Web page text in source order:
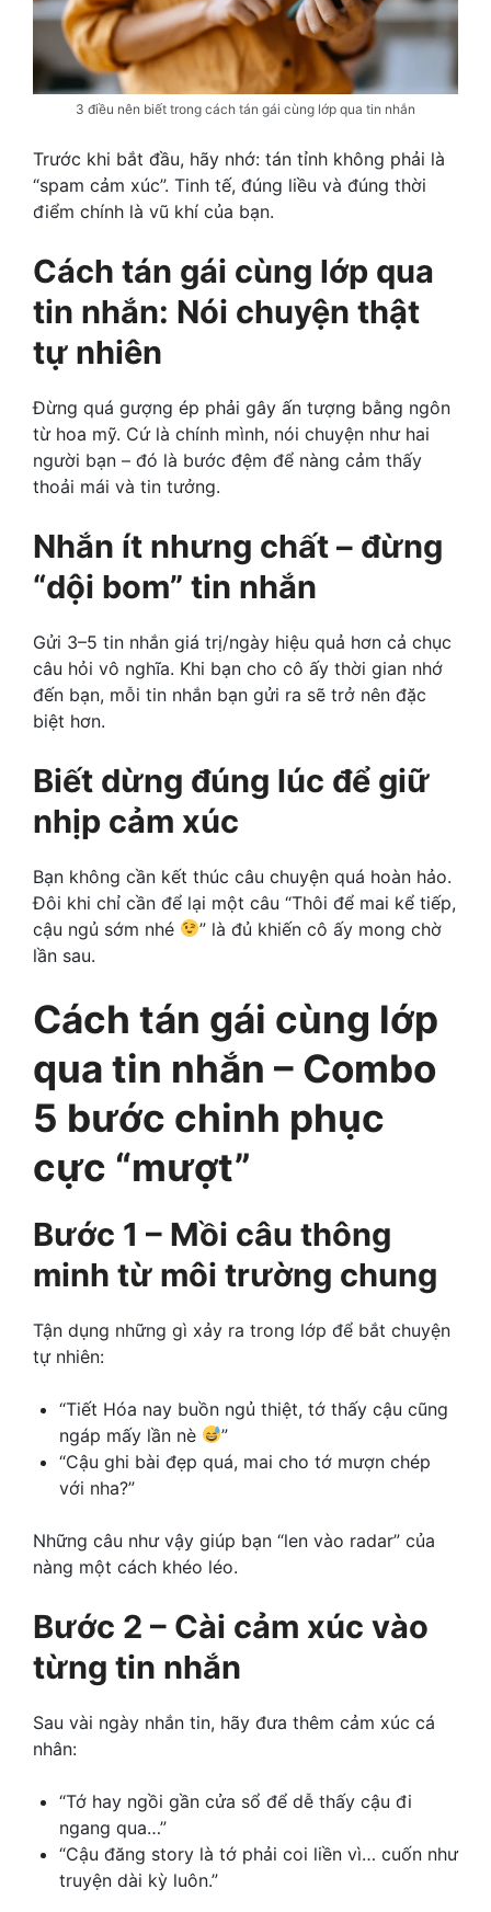
3 điều nên biết trong cách tán gái cùng lớp qua tin nhắn
Trước khi bắt đầu, hãy nhớ: tán tỉnh không phải là
“spam cảm xúc”. Tinh tế, đúng liều và đúng thời
điểm chính là vũ khí của bạn.
Cách tán gái cùng lớp qua
tin nhắn: Nói chuyện thật
tự nhiên
Đừng quá gượng ép phải gây ấn tượng bằng ngôn
từ hoa mỹ. Cứ là chính mình, nói chuyện như hai
người bạn – đó là bước đệm để nàng cảm thấy
thoải mái và tin tưởng.
Nhắn ít nhưng chất – đừng
“dội bom” tin nhắn
Gửi 3–5 tin nhắn giá trị/ngày hiệu quả hơn cả chục
câu hỏi vô nghĩa. Khi bạn cho cô ấy thời gian nhớ
đến bạn, mỗi tin nhắn bạn gửi ra sẽ trở nên đặc
biệt hơn.
Biết dừng đúng lúc để giữ
nhịp cảm xúc
Bạn không cần kết thúc câu chuyện quá hoàn hảo.
Đôi khi chỉ cần để lại một câu “Thôi để mai kể tiếp,
cậu ngủ sớm nhé
” là đủ khiến cô ấy mong chờ
lần sau.
Cách tán gái cùng lớp
qua tin nhắn – Combo
5 bước chinh phục
cực “mượt”
Bước 1 – Mồi câu thông
minh từ môi trường chung
Tận dụng những gì xảy ra trong lớp để bắt chuyện
tự nhiên:
“Tiết Hóa nay buồn ngủ thiệt, tớ thấy cậu cũng
ngáp mấy lần nè
”
“Cậu ghi bài đẹp quá, mai cho tớ mượn chép
với nha?”
Những câu như vậy giúp bạn “len vào radar” của
nàng một cách khéo léo.
Bước 2 – Cài cảm xúc vào
từng tin nhắn
Sau vài ngày nhắn tin, hãy đưa thêm cảm xúc cá
nhân:
“Tớ hay ngồi gần cửa sổ để dễ thấy cậu đi
ngang qua…”
“Cậu đăng story là tớ phải coi liền vì… cuốn như
truyện dài kỳ luôn.”